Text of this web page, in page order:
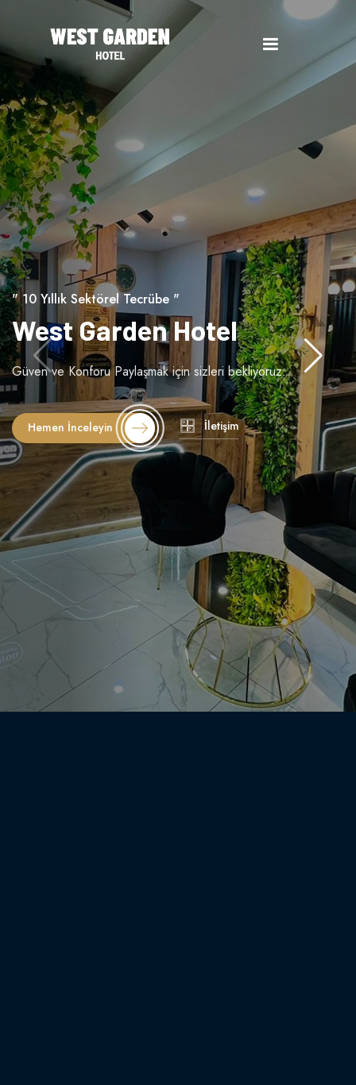
" 10 Yıllık Sektörel Tecrübe "
West Garden Hotel
Güven ve Konforu Paylaşmak için sizleri bekliyoruz...
Hemen İnceleyin İletişim